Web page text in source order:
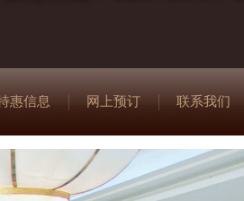
惠信息 网上预订 联系我们